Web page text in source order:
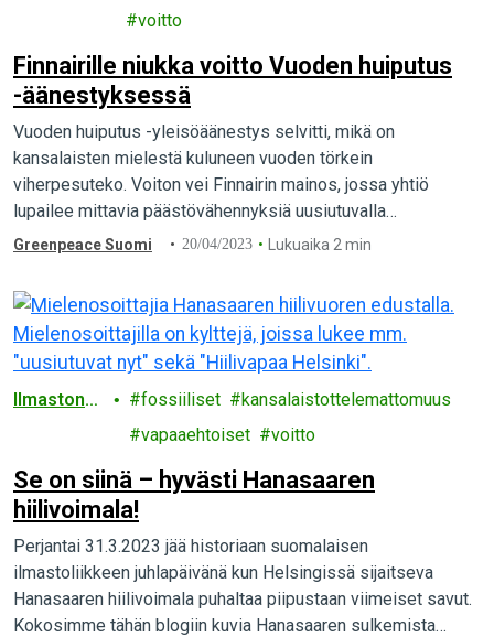
voitto
Finnairille niukka voitto Vuoden huiputus
-äänestyksessä
Vuoden huiputus -yleisöäänestys selvitti, mikä on
kansalaisten mielestä kuluneen vuoden törkein
viherpesuteko. Voiton vei Finnairin mainos, jossa yhtiö
lupailee mittavia päästövähennyksiä uusiutuvalla
polttoaineella.
Greenpeace Suomi 20/04/2023 Lukuaika 2 min
Ilmastonm
fossiiliset
kansalaistottelemattomuus
vapaaehtoiset
voitto
Se on siinä – hyvästi Hanasaaren
hiilivoimala!
Perjantai 31.3.2023 jää historiaan suomalaisen
ilmastoliikkeen juhlapäivänä kun Helsingissä sijaitseva
Hanasaaren hiilivoimala puhaltaa piipustaan viimeiset savut.
Kokosimme tähän blogiin kuvia Hanasaaren sulkemista